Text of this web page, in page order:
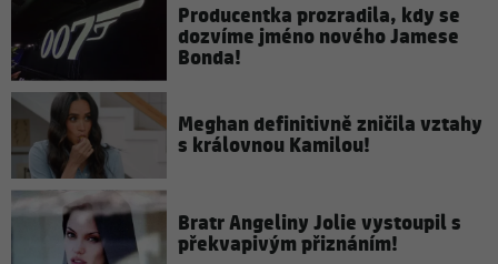
Producentka prozradila, kdy se
dozvíme jméno nového Jamese
Bonda!
Meghan definitivně zničila vztahy
s královnou Kamilou!
Bratr Angeliny Jolie vystoupil s
překvapivým přiznáním!